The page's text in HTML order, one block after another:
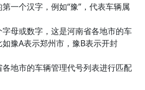
一个汉字，例如“豫”，代表车辆属
母或数字，这是河南省各地市的车
豫A表示郑州市，豫B表示开封
地市的车辆管理代号列表进行匹配